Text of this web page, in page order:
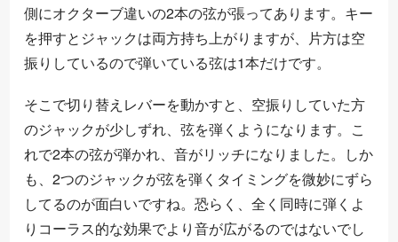
側にオクターブ違いの2本の弦が張ってあります。キー
を押すとジャックは両方持ち上がりますが、片方は空
振りしているので弾いている弦は1本だけです。
そこで切り替えレバーを動かすと、空振りしていた方
のジャックが少しずれ、弦を弾くようになります。こ
れで2本の弦が弾かれ、音がリッチになりました。しか
も、2つのジャックが弦を弾くタイミングを微妙にずら
してるのが面白いですね。恐らく、全く同時に弾くよ
りコーラス的な効果でより音が広がるのではないでし